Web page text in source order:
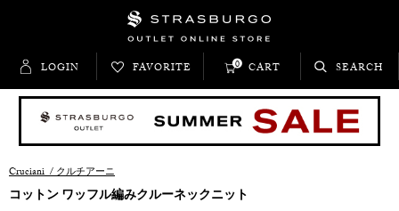
LOGIN FAVORITE CART
0 SEARCH
Cruciani/クルチアーニ
コットン ワッフル編みクルーネックニット